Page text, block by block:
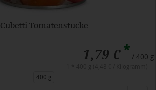
Cubetti Tomatenstücke
1,79 €* / 400 g
400 g